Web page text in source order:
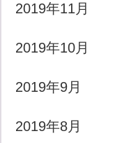
2019年11月
2019年10月
2019年9月
2019年8月